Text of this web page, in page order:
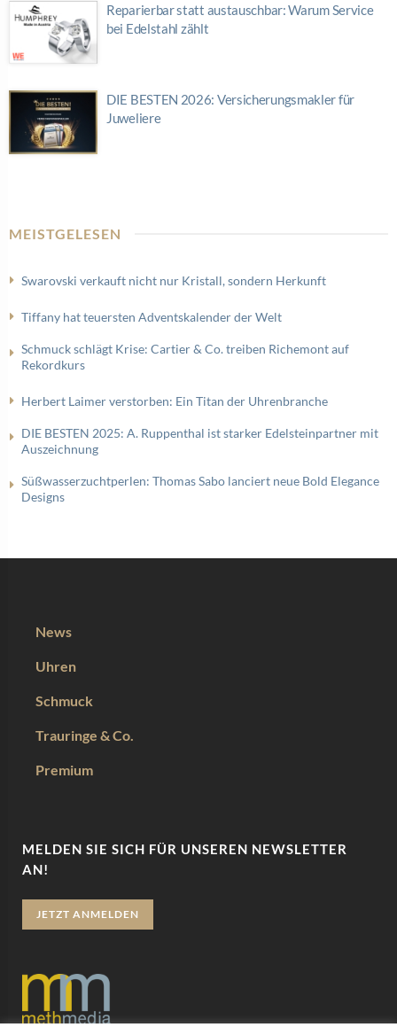
Reparierbar statt austauschbar: Warum Service
bei Edelstahl zählt
DIE BESTEN 2026: Versicherungsmakler für
Juweliere
MEISTGELESEN
Swarovski verkauft nicht nur Kristall, sondern Herkunft
Tiffany hat teuersten Adventskalender der Welt
Schmuck schlägt Krise: Cartier & Co. treiben Richemont auf
Rekordkurs
Herbert Laimer verstorben: Ein Titan der Uhrenbranche
DIE BESTEN 2025: A. Ruppenthal ist starker Edelsteinpartner mit
Auszeichnung
Süßwasserzuchtperlen: Thomas Sabo lanciert neue Bold Elegance
Designs
News
Uhren
Schmuck
Trauringe & Co.
Premium
MELDEN SIE SICH FÜR UNSEREN NEWSLETTER
AN!
JETZT ANMELDEN